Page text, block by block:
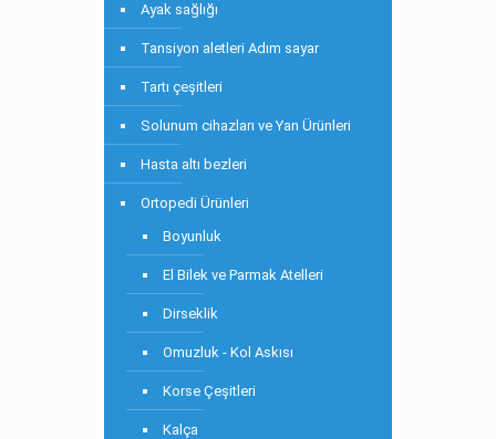
Ayak sağlığı
Tansiyon aletleri Adım sayar
Tartı çeşitleri
Solunum cihazları ve Yan Ürünleri
Hasta altı bezleri
Ortopedi Ürünleri
Boyunluk
El Bilek ve Parmak Atelleri
Dirseklik
Omuzluk - Kol Askısı
Korse Çeşitleri
Kalça